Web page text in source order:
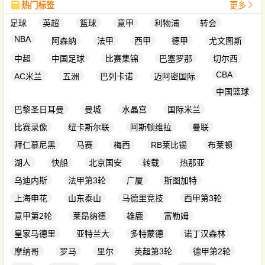
热门标签
更多
足球
英超 篮球 意甲 利物浦
转会
NBA
阿森纳 法甲 西甲 德甲
尤文图斯
中超
中国足球 比赛集锦 巴塞罗那
切尔西
AC米兰
五洲 巴列卡诺 迈阿密国际
CBA
中国篮球
巴黎圣日耳曼
曼城 水晶宫
国际米兰
比赛录像
纽卡斯尔联 阿斯顿维拉
曼联
拜仁慕尼黑
马赛 梅西 RB莱比锡
布莱顿
湖人
快船 北京国安 转载
热那亚
乌迪内斯
法甲第3轮 广厦
斯图加特
上海申花
山东泰山 马德里竞技
西甲第3轮
意甲第2轮
莱昂纳德 雄鹿
富勒姆
皇家马德里
亚特兰大 多特蒙德
诺丁汉森林
摩纳哥
罗马 里尔 英超第3轮
德甲第2轮